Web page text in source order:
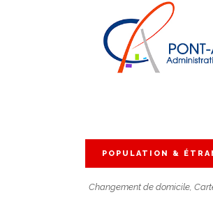
POPULATION &
Changement de domicile,